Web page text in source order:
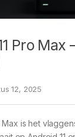
Pro Max
12, 2025
Max is het